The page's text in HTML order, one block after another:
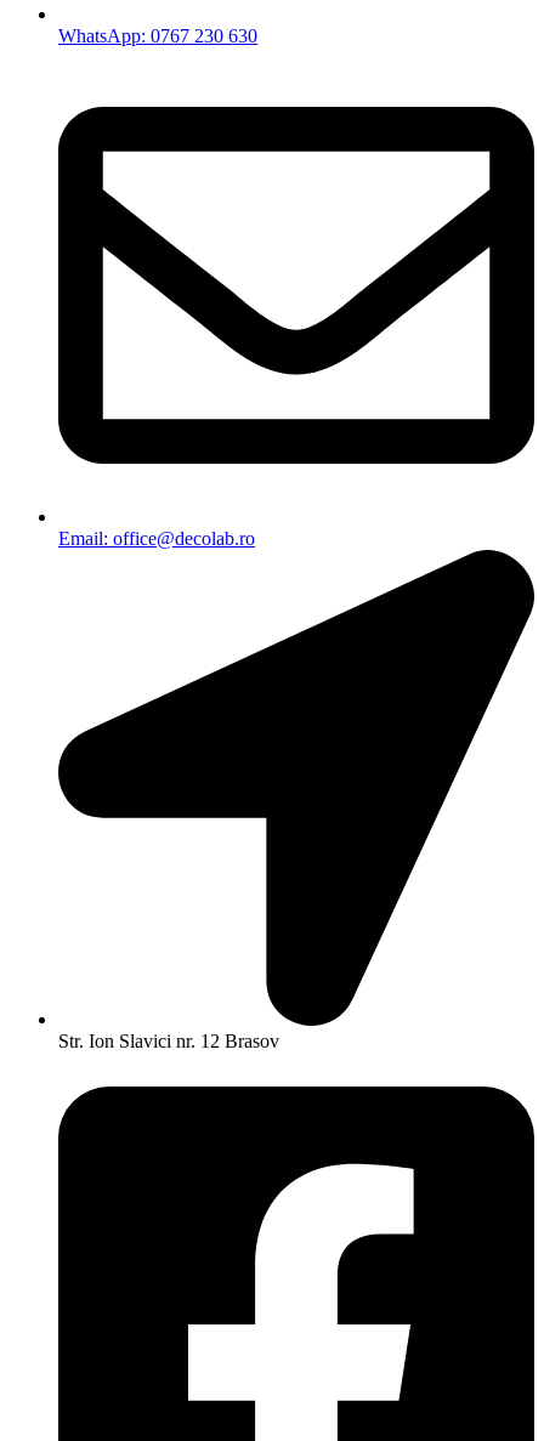
WhatsApp: 0767 230 630
Email: office@decolab.ro
Str. Ion Slavici nr. 12 Brasov